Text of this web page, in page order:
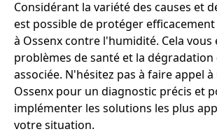
Considérant la variété des causes et
est possible de protéger
à Ossenx contre l'humidité. Cela vous
problèmes de santé et la
associée. N'hésitez pas à faire appel
Ossenx pour un diagnostic précis et
implémenter les solutions les plus
votre situation.